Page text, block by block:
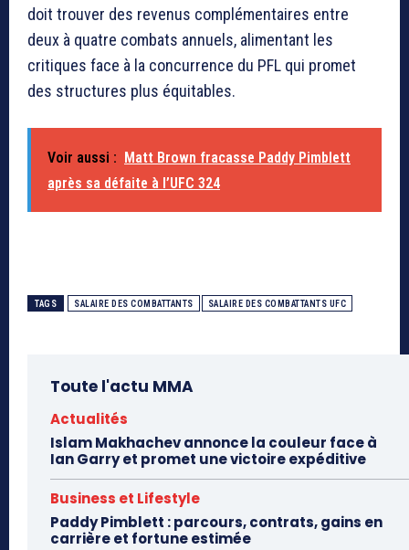
doit trouver des revenus complémentaires entre
deux à quatre combats annuels, alimentant les
critiques face à la concurrence du PFL qui promet
des structures plus équitables.
Voir aussi :
Matt Brown fracasse Paddy Pimblett
après sa défaite à l’UFC 324
TAGS SALAIRE DES COMBATTANTS SALAIRE DES COMBATTANTS UFC
Toute l'actu MMA
Actualités
Islam Makhachev annonce la couleur face à
Ian Garry et promet une victoire expéditive
Business et Lifestyle
Paddy Pimblett : parcours, contrats, gains en
carrière et fortune estimée